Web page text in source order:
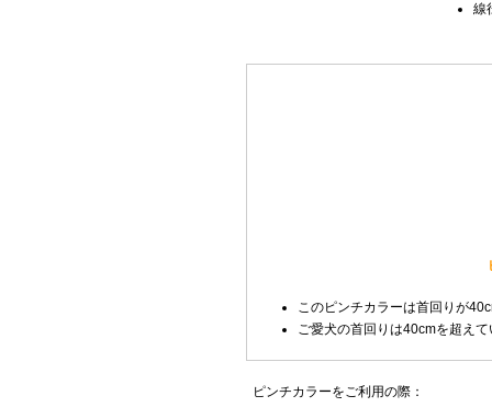
線
このピンチカラーは首回りが
ご愛犬の首回りは40cmを超え
ピンチカラーをご利用の際：